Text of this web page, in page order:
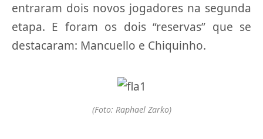
entraram dois novos jogadores na segunda
etapa. E foram os dois “reservas” que se
destacaram: Mancuello e Chiquinho.
(Foto: Raphael Zarko)